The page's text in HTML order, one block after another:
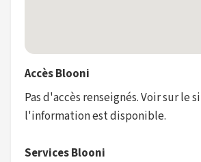
Accès Blooni
Pas d'accès renseignés. Voir sur le
l'information est disponible.
Services Blooni